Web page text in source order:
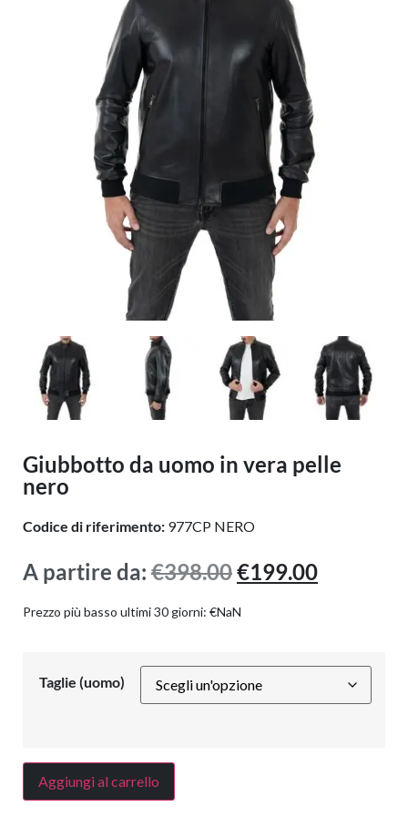
Giubbotto da uomo in vera pelle
nero
Codice di riferimento: 977CP NERO
A partire da: €398.00€199.00
Prezzo più basso ultimi 30 giorni: €NaN
Taglie (uomo)
Aggiungi al carrello